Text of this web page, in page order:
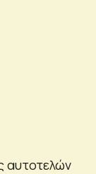
αυτοτελών